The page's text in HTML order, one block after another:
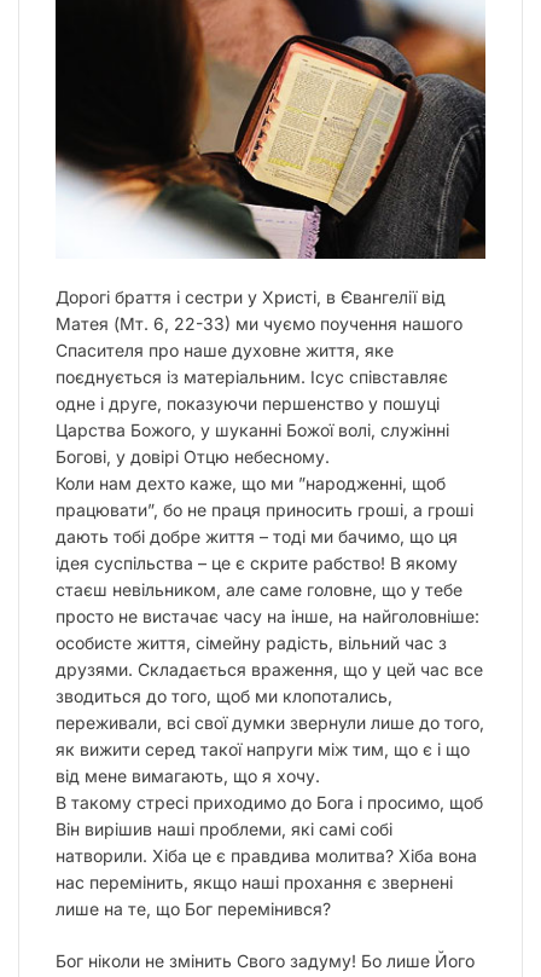
Дорогі браття і сестри у Христі, в Євангелії від
Матея (Мт. 6, 22-33) ми чуємо поучення нашого
Спасителя про наше духовне життя, яке
поєднується із матеріальним. Ісус співставляє
одне і друге, показуючи першенство у пошуці
Царства Божого, у шуканні Божої волі, служінні
Богові, у довірі Отцю небесному.
Коли нам дехто каже, що ми ”народженні, щоб
працювати”, бо не праця приносить гроші, а гроші
дають тобі добре життя – тоді ми бачимо, що ця
ідея суспільства – це є скрите рабство! В якому
стаєш невільником, але саме головне, що у тебе
просто не вистачає часу на інше, на найголовніше:
особисте життя, сімейну радість, вільний час з
друзями. Складається враження, що у цей час все
зводиться до того, щоб ми клопотались,
переживали, всі свої думки звернули лише до того,
як вижити серед такої напруги між тим, що є і що
від мене вимагають, що я хочу.
В такому стресі приходимо до Бога і просимо, щоб
Він вирішив наші проблеми, які самі собі
натворили. Хіба це є правдива молитва? Хіба вона
нас перемінить, якщо наші прохання є звернені
лише на те, що Бог перемінився?
Бог ніколи не змінить Свого задуму! Бо лише Його